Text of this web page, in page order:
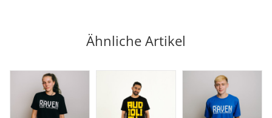
Ähnliche Artikel